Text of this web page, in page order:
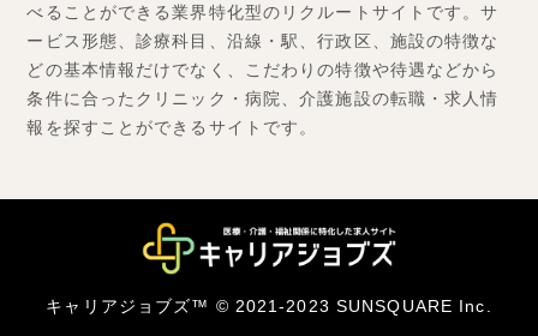
べることができる業界特化型のリクルートサイトです。サ
ービス形態、診療科目、沿線・駅、行政区、施設の特徴な
どの基本情報だけでなく、こだわりの特徴や待遇などから
条件に合ったクリニック・病院、介護施設の転職・求人情
報を探すことができるサイトです。
キャリアジョブズ™ © 2021-2023 SUNSQUARE Inc.